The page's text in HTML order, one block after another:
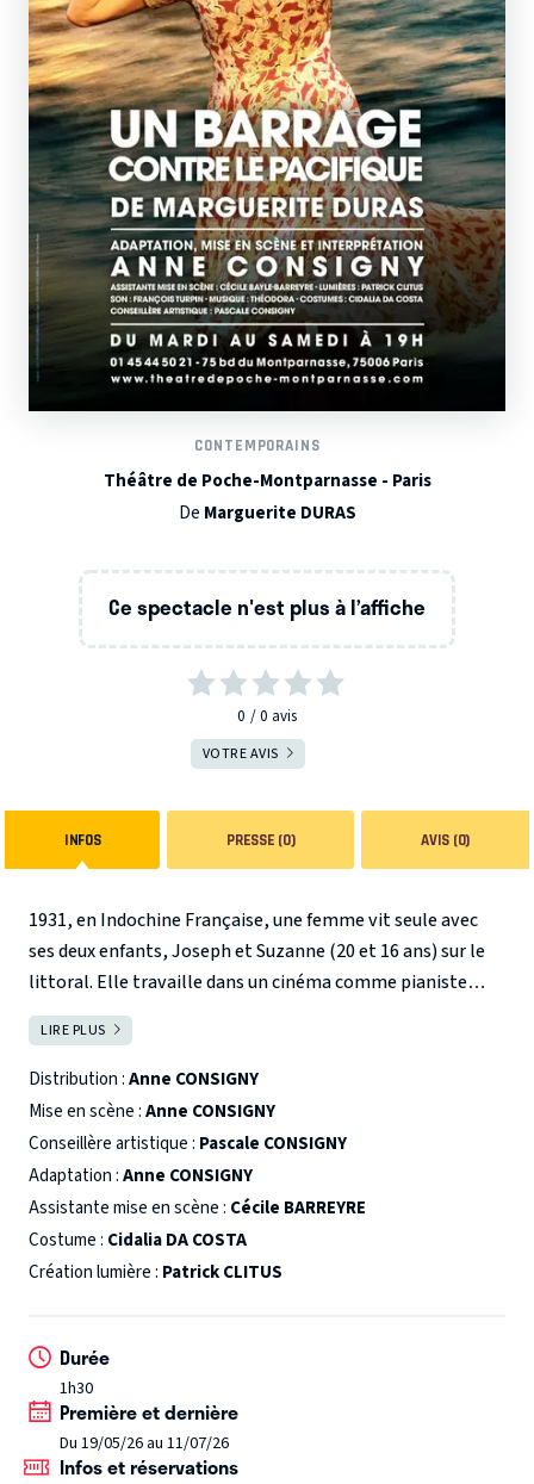
CONTEMPORAINS
Théâtre de Poche-Montparnasse - Paris
De Marguerite DURAS
Ce spectacle n'est plus à l’affiche
0 0 avis
VOTRE AVIS
INFOS PRESSE (0) AVIS (0)
1931, en Indochine Française, une femme vit seule avec
ses deux enfants, Joseph et Suzanne (20 et 16 ans) sur le
littoral. Elle travaille dans un cinéma comme pianiste
durant 15 ans, elle perd toutes ses économies en une nuit
et sombre doucement dans la folie. Ses enfants la portent
et la supportent. La violence de leur rapport n’a d’égal que
leur tendresse. « Une désespérée de l’espoir même. »
LIRE PLUS
Distribution :Anne CONSIGNY
Mise en scène :Anne CONSIGNY
Conseillère artistique : Pascale CONSIGNY
Adaptation :Anne CONSIGNY
Assistante mise en scène : Cécile BARREYRE
Costume : Cidalia DA COSTA
Création lumière : Patrick CLITUS
Durée
1h30
Première et dernière
Du 19/05/26 au 11/07/26
Infos et réservations